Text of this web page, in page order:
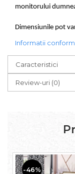
monitorului
Dimensiunile pot
Informatii
Caracteristici
Review-uri (0)
-46%